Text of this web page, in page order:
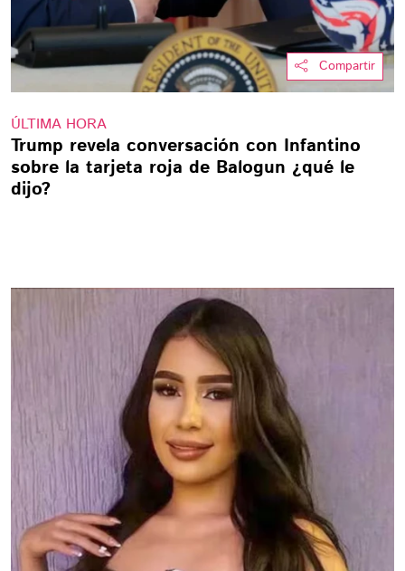
Compartir
ÚLTIMA HORA
Trump revela conversación con Infantino
sobre la tarjeta roja de Balogun ¿qué le
dijo?